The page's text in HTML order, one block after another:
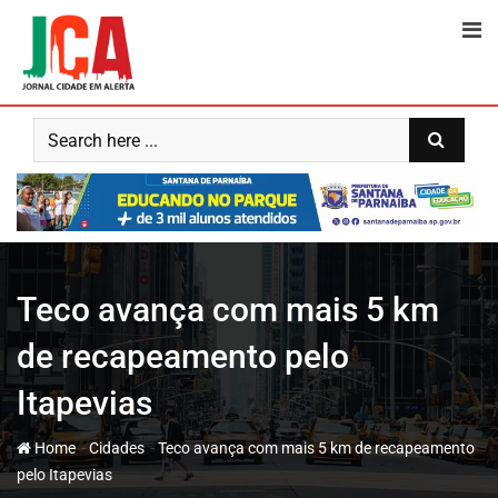
content
Teco avança com mais 5 km
de recapeamento pelo
Itapevias
Home-Cidades-Teco avança com mais 5 km de recapeamento
pelo Itapevias